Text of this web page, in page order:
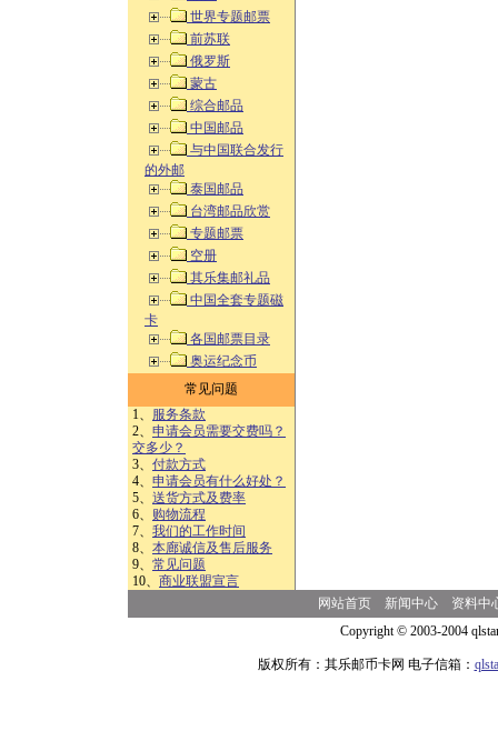
世界专题邮票
前苏联
俄罗斯
蒙古
综合邮品
中国邮品
与中国联合发行
的外邮
泰国邮品
台湾邮品欣赏
专题邮票
空册
其乐集邮礼品
中国全套专题磁
卡
各国邮票目录
奥运纪念币
常见问题
1、 服务条款
2、 申请会员需要交费吗？
交多少？
3、 付款方式
4、 申请会员有什么好处？
5、 送货方式及费率
6、 购物流程
7、 我们的工作时间
8、 本廊诚信及售后服务
9、 常见问题
10、 商业联盟宣言
网站首页 新闻中心
资料中
Copyright © 2003-2004
版权所有：其乐邮币卡网 电子信箱：